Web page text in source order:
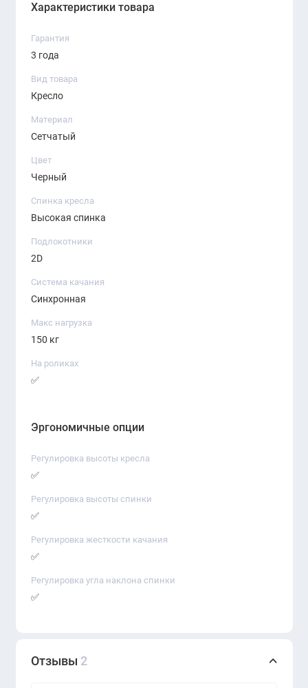
преимущества сами!
Характеристики товара
Гарантия
3 года
Вид товара
Кресло
Материал
Сетчатый
Цвет
Черный
Спинка кресла
Высокая спинка
Подлокотники
2D
Система качания
Синхронная
Макс нагрузка
150 кг
На роликах
✅
Эргономичные опции
Регулировка высоты кресла
✅
Регулировка высоты спинки
✅
Регулировка жесткости качания
✅
Регулировка угла наклона спинки
✅
Отзывы 2